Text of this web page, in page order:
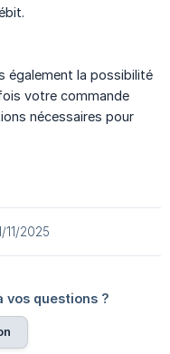
également la possibilité
votre commande
nécessaires pour
11/2025
questions ?